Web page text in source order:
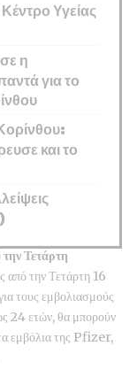
Υγείας
η
για το
και το
Τετάρτη
από την Τετάρτη 16
τους εμβολιασμούς
24 ετών, θα μπορούν
εμβόλια της Pfizer,